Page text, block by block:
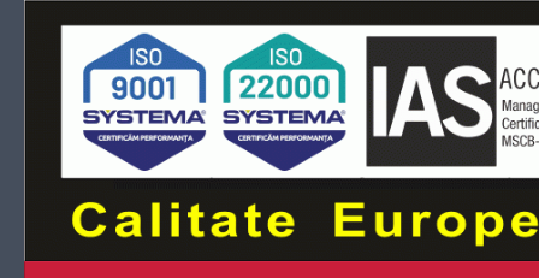
Skip to content